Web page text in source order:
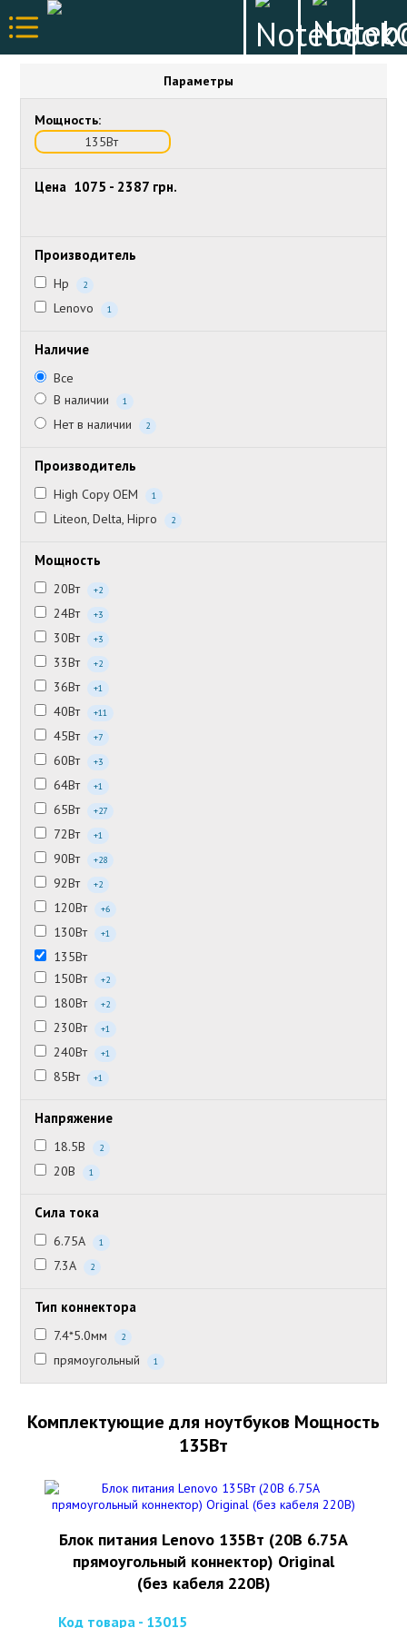
Параметры
Мощность:
135Вт
Цена 1075 - 2387 грн.
Производитель
Hp 2
Lenovo 1
Наличие
Все
В наличии
1
Нет в наличии 2
Производитель
High Copy OEM 1
Liteon, Delta, Hipro 2
Мощность
20Вт +2
24Вт +3
30Вт +3
33Вт +2
36Вт +1
40Вт +11
45Вт +7
60Вт +3
64Вт +1
65Вт +27
72Вт +1
90Вт +28
92Вт +2
120Вт +6
130Вт +1
135Вт
150Вт
+2
180Вт +2
230Вт +1
240Вт +1
85Вт +1
Напряжение
18.5В 2
20В 1
Сила тока
6.75А 1
7.3А 2
Тип коннектора
7.4*5.0мм 2
прямоугольный 1
Комплектующие для ноутбуков Мощность
135Вт
Блок питания Lenovo 135Вт (20В 6.75А
прямоугольный коннектор) Original
(без кабеля 220В)
Код товара - 13015